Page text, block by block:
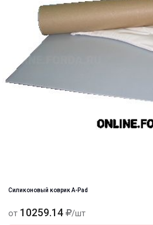
Силиконовый коврик А-Pad
от 10259.14 /шт